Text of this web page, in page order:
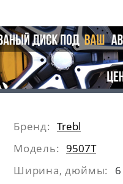
Бренд: Trebl
Модель: 9507T
Ширина, дюймы:
6